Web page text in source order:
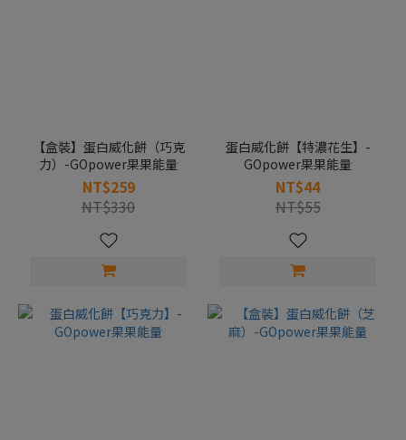
【盒裝】蛋白威化餅（巧克
力）-GOpower果果能量
NT$259
NT$330
蛋白威化餅【特濃花生】-
GOpower果果能量
NT$44
NT$55